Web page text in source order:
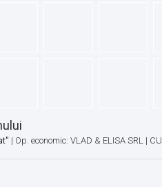
| Op. economic: VLAD & ELISA SRL |